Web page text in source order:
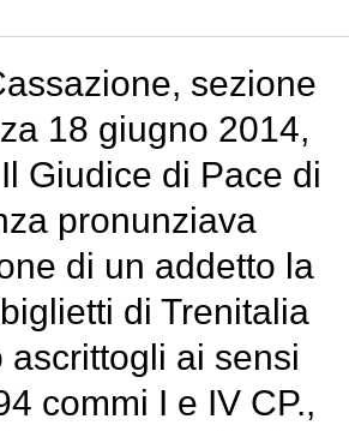
sezione
18 giugno 2014,
Giudice di Pace di
pronunziava
di un addetto la
di Trenitalia
ascrittogli ai sensi
commi I e IV CP.,